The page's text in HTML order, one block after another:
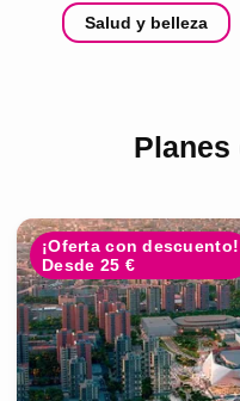
Salud y belleza
Planes
¡Oferta con descuento!
Desde 25 €